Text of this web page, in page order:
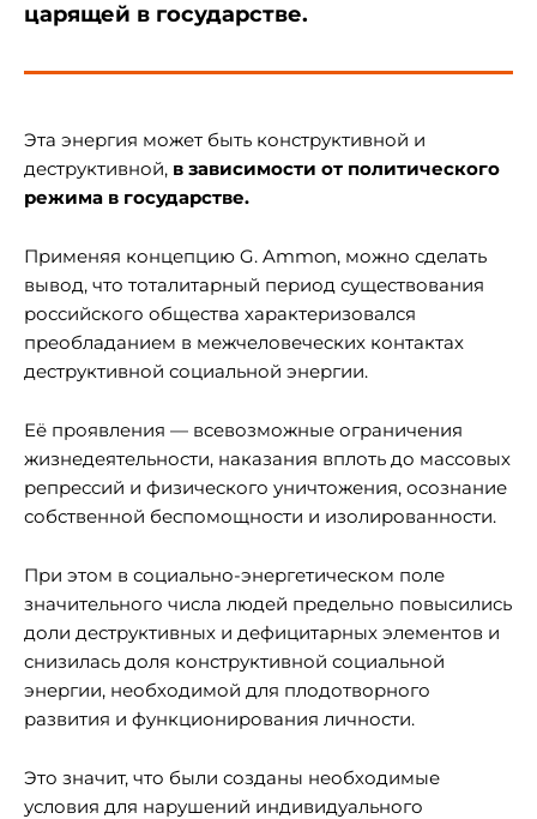
царящей в государстве.
Эта энергия может быть конструктивной и
деструктивной, в зависимости от политического
режима в государстве.
Применяя концепцию G. Ammon, можно сделать
вывод, что тоталитарный период существования
российского общества характеризовался
преобладанием в межчеловеческих контактах
деструктивной социальной энергии.
Её проявления — всевозможные ограничения
жизнедеятельности, наказания вплоть до массовых
репрессий и физического уничтожения, осознание
собственной беспомощности и изолированности.
При этом в социально-энергетическом поле
значительного числа людей предельно повысились
доли деструктивных и дефицитарных элементов и
снизилась доля конструктивной социальной
энергии, необходимой для плодотворного
развития и функционирования личности.
Это значит, что были созданы необходимые
условия для нарушений индивидуального